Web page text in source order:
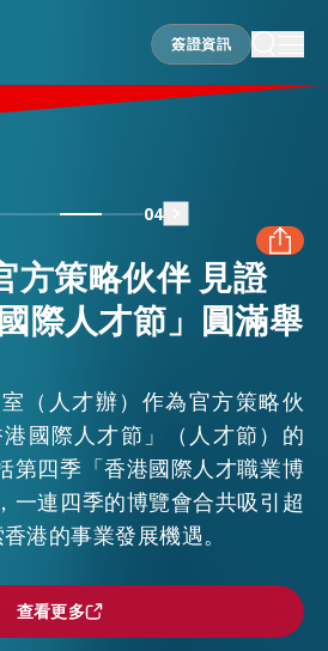
簽證資訊
簽證資訊
04
FACEBOOK
LINKEDIN
WHATSAPP
WECHAT
方策略伙伴 見證
際人才節」圓滿舉
（人才辦）作為官方策略伙
國際人才節」（人才節）的
第四季「香港國際人才職業博
一連四季的博覽會合共吸引超
港的事業發展機遇。
在人才節的開幕典禮中擔任主
，勞工及福利局局長孫玉菡先
查看更多
查看更多